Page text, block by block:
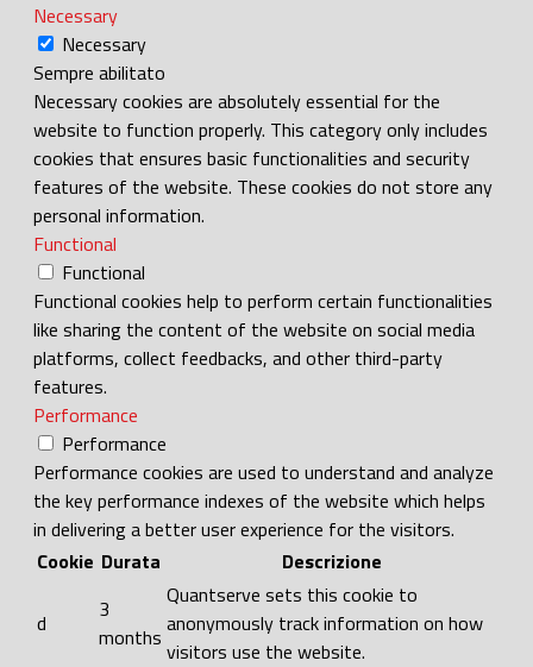
Necessary
Necessary
Sempre abilitato
Necessary cookies are absolutely essential for the
website to function properly. This category only includes
cookies that ensures basic functionalities and security
features of the website. These cookies do not store any
personal information.
Functional
Functional
Functional cookies help to perform certain functionalities
like sharing the content of the website on social media
platforms, collect feedbacks, and other third-party
features.
Performance
Performance
Performance cookies are used to understand and analyze
the key performance indexes of the website which helps
in delivering a better user experience for the visitors.
Cookie Durata Descrizione
d
3
months
Quantserve sets this cookie to
anonymously track information on how
visitors use the website.